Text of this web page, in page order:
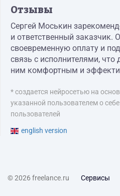
Отзывы
Сергей Моськин
и ответственный заказчик.
своевременную оплату и
связь с исполнителями, что
ним комфортным и
* создается нейросетью на
указанной пользователем о
пользователей
english version
© 2026 freelance.ru Сервисы